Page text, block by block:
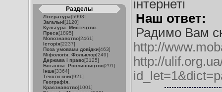
Разделы
Література[5993]
Загальні[1120]
Культура. Мистецтво.
Преса[1895]
Мовознавство[2461]
Історія[2237]
Поза умовами довідки[463]
Міфологія. Фольклор[249]
Держава і право[3125]
Ботаніка. Рослинництво[291]
Інше[3364]
Тексти книг[921]
Географія.
Краєзнавство[1001]
інтернеті
Наш ответ:
Радимо Вам
http://
http://